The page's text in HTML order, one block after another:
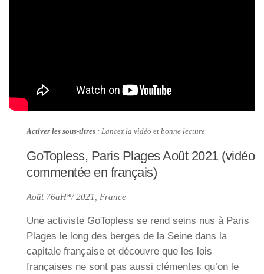
Activer les sous-titres : Lancez la vidéo et bonne lecture
GoTopless, Paris Plages Août 2021 (vidéo
commentée en français)
Août 76aH*/ 2021, France
Une activiste GoTopless se rend seins nus à Paris
Plages le long des berges de la Seine dans la
capitale française et découvre que les lois
françaises ne sont pas aussi clémentes qu’on le